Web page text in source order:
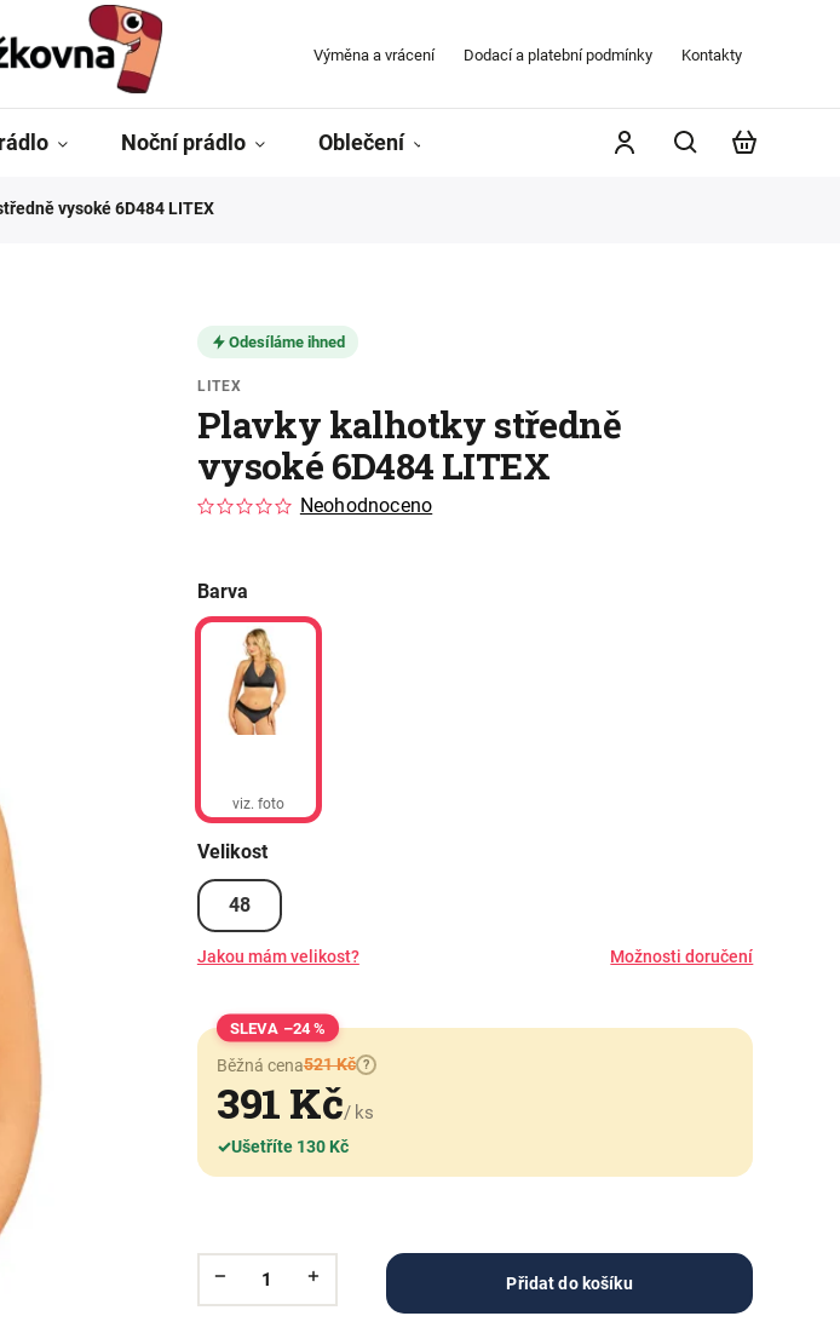
Výměna a vrácení Dodací a platební podmínky Kontakty
Noční prádlo Oblečení Kontakty
vysoké 6D484 LITEX
Odesíláme ihned
LITEX
Plavky kalhotky středně
vysoké 6D484 LITEX
Neohodnoceno
Barva
viz. foto
Velikost
48
Jakou mám velikost? Možnosti doručení
–24 %
Běžná cena521 Kč ?
391 Kč/ ks
✓Ušetříte 130 Kč
Přidat do košíku